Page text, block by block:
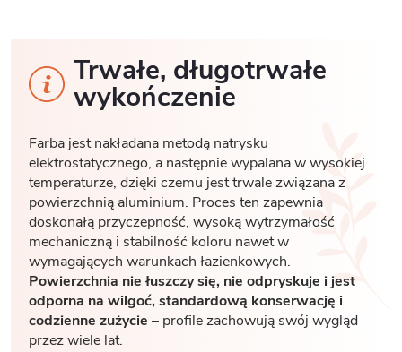
Trwałe, długotrwałe
wykończenie
Farba jest nakładana metodą natrysku
elektrostatycznego, a następnie wypalana w wysokiej
temperaturze, dzięki czemu jest trwale związana z
powierzchnią aluminium. Proces ten zapewnia
doskonałą przyczepność, wysoką wytrzymałość
mechaniczną i stabilność koloru nawet w
wymagających warunkach łazienkowych.
Powierzchnia nie łuszczy się, nie odpryskuje i jest
odporna na wilgoć, standardową konserwację i
codzienne zużycie – profile zachowują swój wygląd
przez wiele lat.